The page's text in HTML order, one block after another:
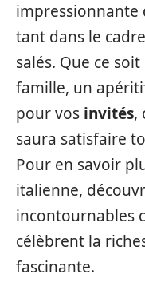
impressionnante
tant dans le
salés. Que ce
famille, un
pour vos invités,
saura satisfaire
Pour en savoir
italienne,
incontournables
célèbrent la
fascinante.